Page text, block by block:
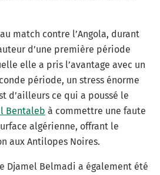
match contre l’Angola, durant
d’une première période
elle a pris l’avantage avec un
période, un stress énorme
d’ailleurs ce qui a poussé le
Bentaleb à commettre une faute
algérienne, offrant le
aux Antilopes Noires.
Djamel Belmadi a également été